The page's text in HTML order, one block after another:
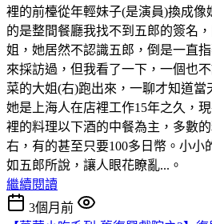
裡的前檯從年輕妹子(是演員)換成像
的是整間餐廳我找不到五郎的簽名
姐，她居然不認識五郎，倒是一直
來採訪過，但我看了一下，一個也
菜的大姐(右)跑出來，一聊才知道當
她是上海人在店裡工作15年之久，
裡的料理以下酒的中餐為主，多數
右，有的甚至只要100多日幣。小小
如五郎所說，讓人眼花瞭亂...。
繼續閱讀
3個月前